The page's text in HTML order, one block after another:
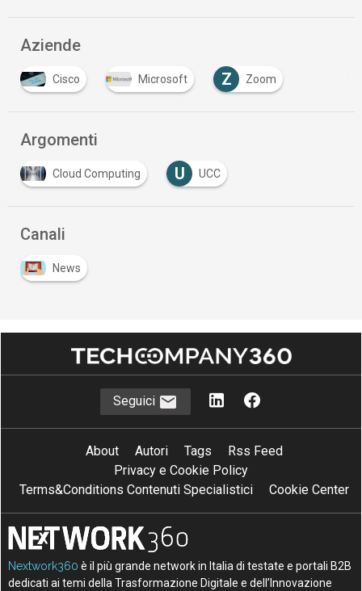
Aziende
Cisco Microsoft Z Zoom
Argomenti
Cloud Computing U UCC
Canali
News
Seguici
About Autori Tags
Rss Feed
Privacy e Cookie Policy
Terms&Conditions Contenuti Specialistici
Cookie Center
Nextwork360 è il più grande network in Italia di testate e portali B2B
dedicati ai temi della Trasformazione Digitale e dell’Innovazione